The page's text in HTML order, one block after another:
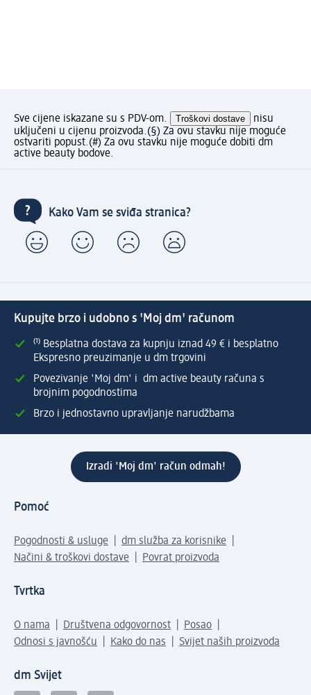
Sve cijene iskazane su s PDV-om. Troškovi dostave
nisu
uključeni u cijenu proizvoda.(§) Za ovu stavku nije moguće
ostvariti popust.(#) Za ovu stavku nije moguće dobiti dm
active beauty bodove.
Kako Vam se sviđa stranica?
Kupujte brzo i udobno s 'Moj dm' računom
⁽¹⁾ Besplatna dostava za kupnju iznad 49 € i besplatno
Ekspresno preuzimanje u dm trgovini
Povezivanje 'Moj dm' i dm active beauty računa s
brojnim pogodnostima
Brzo i jednostavno upravljanje narudžbama
Izradi 'Moj dm' račun odmah!
Pomoć
Pogodnosti & usluge
dm služba za korisnike
Načini & troškovi dostave
Povrat proizvoda
Tvrtka
O nama Društvena odgovornost
Posao
Odnosi s javnošću
Kako do nas Svijet naših proizvoda
dm Svijet